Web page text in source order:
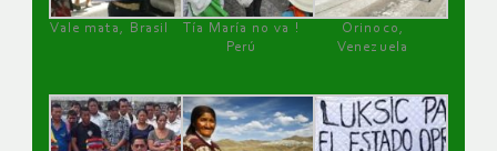
Vale mata, Brasil
Tía María no va !
Perú
Orinoco,
Venezuela